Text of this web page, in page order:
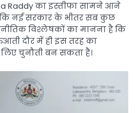
Raddy का इस्तीफा सामने आने
कि नई सरकार के भीतर सब कुछ
विश्लेषकों का मानना है कि
दौर में ही इस तरह का
चुनौती बन सकता है।